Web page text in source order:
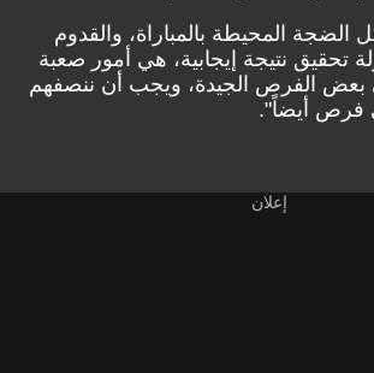
الضجة المحيطة بالمباراة، والقدوم
تحقيق نتيجة إيجابية، هي أمور صعبة
بعض الفرص الجيدة، ويجب أن ننصفهم
فرص أيضاً".
إعلان